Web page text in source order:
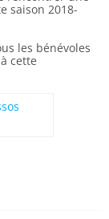
saison 2018-
les bénévoles
cette